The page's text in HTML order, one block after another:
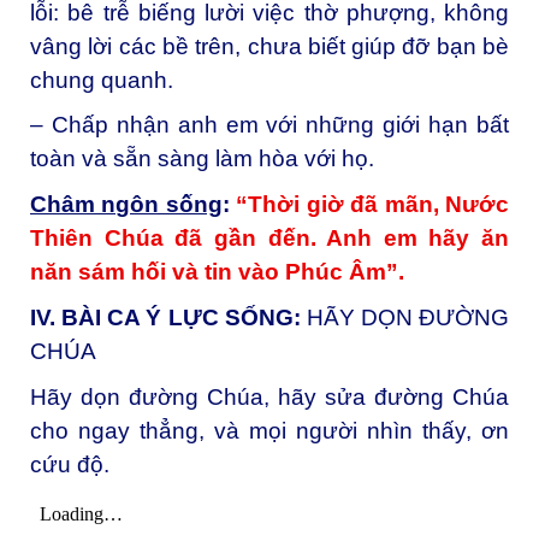
lỗi: bê trễ biếng lười việc thờ phượng, không
vâng lời các bề trên, chưa biết giúp đỡ bạn bè
chung quanh.
– Chấp nhận anh em với những giới hạn bất
toàn và sẵn sàng làm hòa với họ.
Châm ngôn sống: “Thời giờ đã mãn, Nước
Thiên Chúa đã gần đến. Anh em hãy ăn
năn sám hối và tin vào Phúc Âm”.
IV. BÀI CA Ý LỰC SỐNG: HÃY DỌN ĐƯỜNG
CHÚA
Hãy dọn đường Chúa, hãy sửa đường Chúa
cho ngay thẳng, và mọi người nhìn thấy, ơn
cứu độ.